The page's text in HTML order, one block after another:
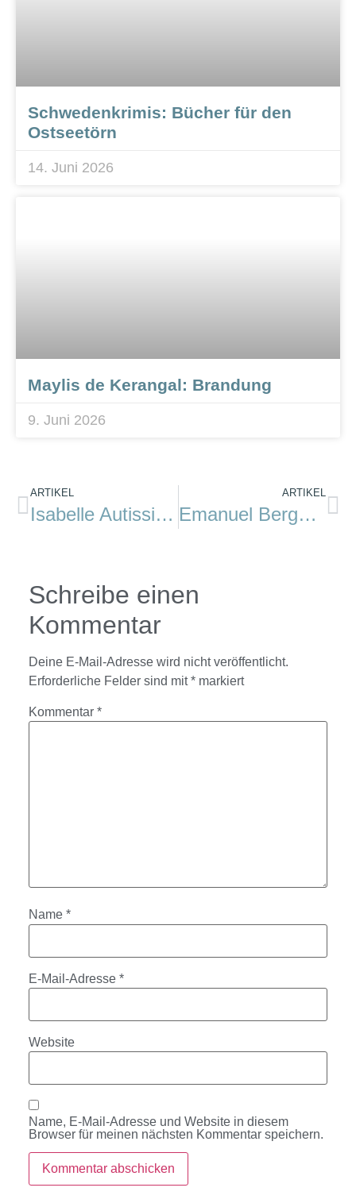
Schwedenkrimis: Bücher für den
Ostseetörn
14. Juni 2026
Maylis de Kerangal: Brandung
9. Juni 2026
ARTIKEL
Isabelle Autissier: Acqua alta
ARTIKEL
Emanuel Bergmann: Tahara
Schreibe einen
Kommentar
Deine E-Mail-Adresse wird nicht veröffentlicht.
Erforderliche Felder sind mit* markiert
Kommentar *
Name *
E-Mail-Adresse *
Website
Name, E-Mail-Adresse und Website in diesem
Browser für meinen nächsten Kommentar speichern.